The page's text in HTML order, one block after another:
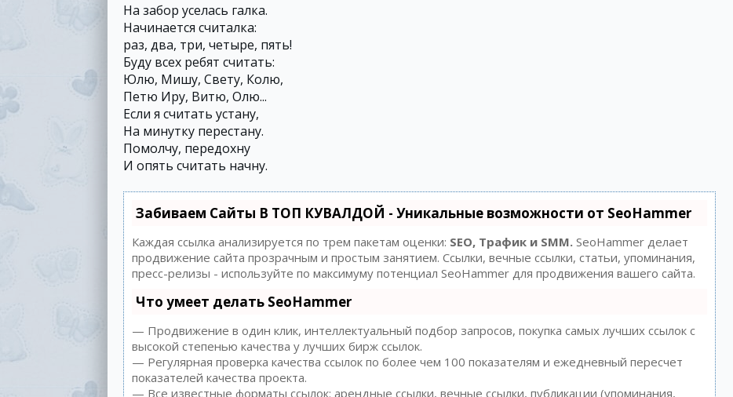
На забор уселась галка.
Начинается считалка:
раз, два, три, четыре, пять!
Буду всех ребят считать:
Юлю, Мишу, Свету, Колю,
Петю Иру, Витю, Олю...
Если я считать устану,
На минутку перестану.
Помолчу, передохну
И опять считать начну.
Забиваем Сайты В ТОП КУВАЛДОЙ - Уникальные возможности от SeoHammer
Каждая ссылка анализируется по трем пакетам оценки: SEO, Трафик и SMM. SeoHammer делает
продвижение сайта прозрачным и простым занятием. Ссылки, вечные ссылки, статьи, упоминания,
пресс-релизы - используйте по максимуму потенциал SeoHammer для продвижения вашего сайта.
Что умеет делать SeoHammer
— Продвижение в один клик, интеллектуальный подбор запросов, покупка самых лучших ссылок с
высокой степенью качества у лучших бирж ссылок.
— Регулярная проверка качества ссылок по более чем 100 показателям и ежедневный пересчет
показателей качества проекта.
— Все известные форматы ссылок: арендные ссылки, вечные ссылки, публикации (упоминания,